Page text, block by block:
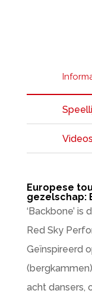
Videos
Europese
gezelschap:
‘Backbone’
Red Sky
Geïnspireerd
acht dansers,